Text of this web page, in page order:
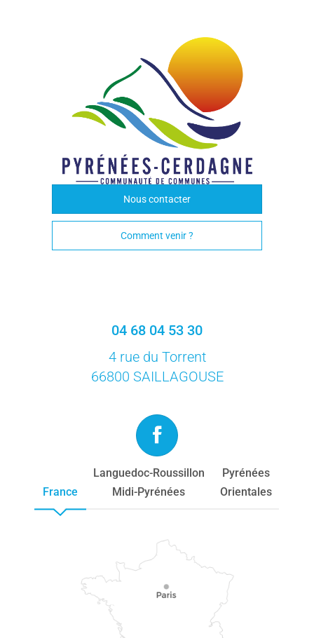
Nous contacter
Comment venir ?
04 68 04 53 30
4 rue du Torrent
66800 SAILLAGOUSE
France
Languedoc-Roussillon
Midi-Pyrénées
Pyrénées
Orientales